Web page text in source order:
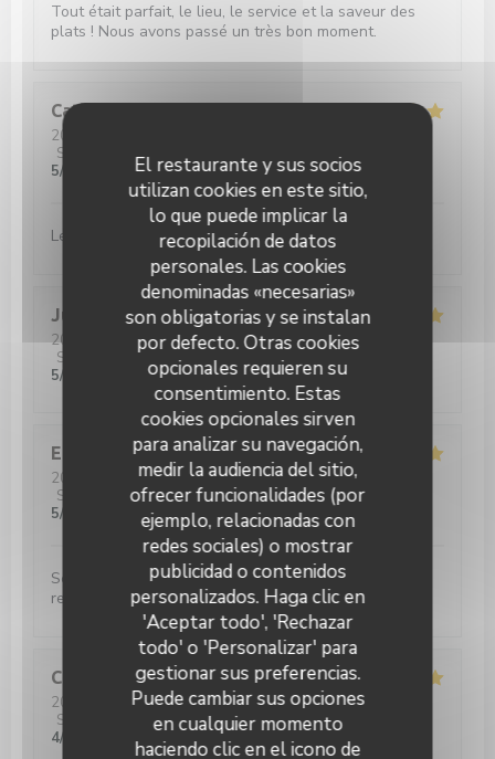
El restaurante y sus socios
utilizan cookies en este sitio,
lo que puede implicar la
recopilación de datos
personales. Las cookies
denominadas «necesarias»
son obligatorias y se instalan
por defecto. Otras cookies
opcionales requieren su
consentimiento. Estas
cookies opcionales sirven
para analizar su navegación,
medir la audiencia del sitio,
ofrecer funcionalidades (por
ejemplo, relacionadas con
redes sociales) o mostrar
publicidad o contenidos
personalizados. Haga clic en
'Aceptar todo', 'Rechazar
todo' o 'Personalizar' para
gestionar sus preferencias.
Puede cambiar sus opciones
en cualquier momento
haciendo clic en el icono de
Tout était parfait, le lieu, le service et la saveur des
plats ! Nous avons passé un très bon moment.
Catherine
2026-04-15
Servicio
/5 Ambiente Calidad / Precio
5/5
Le risotto était délicieux et le serveur très aimable.
Julie
2026-04-04
- 12:30 - Invitados 3
Servicio
/5 Ambiente : :
5/5
Elsa
2026-03-28
- 12:00 - Invitados 2
Servicio
/5 Ambiente: 5/5 Menú: 5/5 Calidad / Precio
5/5
Service très agréable et plats très bons !! nous
recommandons
Caroline
P
2026-03-28- 20:00 - Invitados 4
Servicio
Ambiente:4/5 Menú: 4/5 Calidad / Precio
4/5